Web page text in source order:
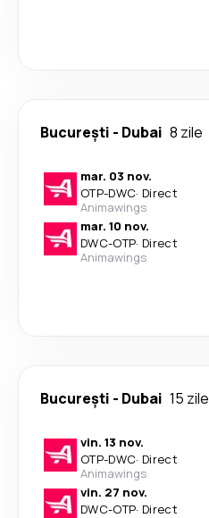
București - Dubai 8 zile
mar. 03 nov.
OTP-DWC· Direct
Animawings
mar. 10 nov.
DWC-OTP· Direct
Animawings
București - Dubai 15 zile
vin. 13 nov.
OTP-DWC· Direct
Animawings
vin. 27 nov.
DWC-OTP· Direct